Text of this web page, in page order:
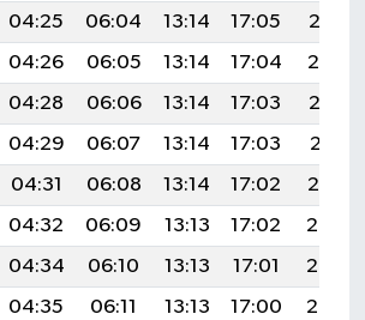
04:25 06:04 13:14 17:05
20:15
04:26 06:05 13:14 17:04
20:14
04:28 06:06 13:14 17:03
20:12
04:29 06:07 13:14 17:03
20:11
04:31 06:08 13:14 17:02
20:10
04:32 06:09 13:13 17:02
20:08
04:34 06:10 13:13 17:01
20:07
04:35 06:11 13:13 17:00
20:05